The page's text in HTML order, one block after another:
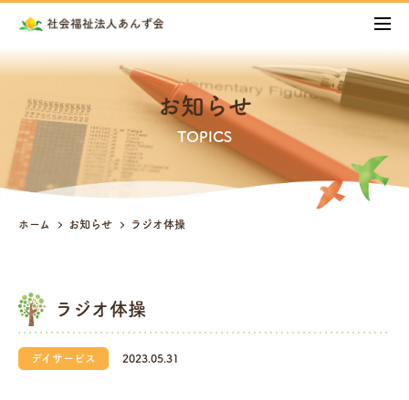
お知らせ
TOPICS
ホーム お知らせ ラジオ体操
ラジオ体操
デイサービス 2023.05.31